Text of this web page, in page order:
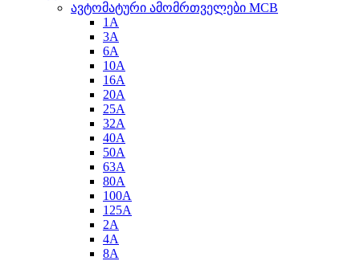
ავტომატური ამომრთველები MCB
1A
3A
6A
10A
16A
20A
25А
32A
40A
50A
63A
80A
100A
125A
2A
4A
8A